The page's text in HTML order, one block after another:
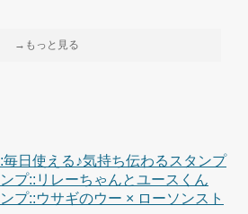
→もっと見る
日使える♪気持ち伝わるスタンプ
プ::リレーちゃんとユースくん
プ::ウサギのウー × ローソンスト